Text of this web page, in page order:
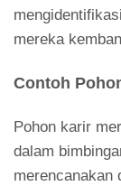
mereka
Contoh
Pohon karir
dalam
merencanakan